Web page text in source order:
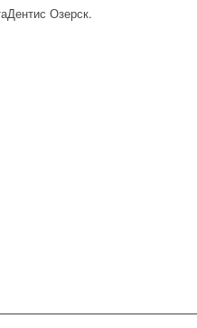
Озерск.